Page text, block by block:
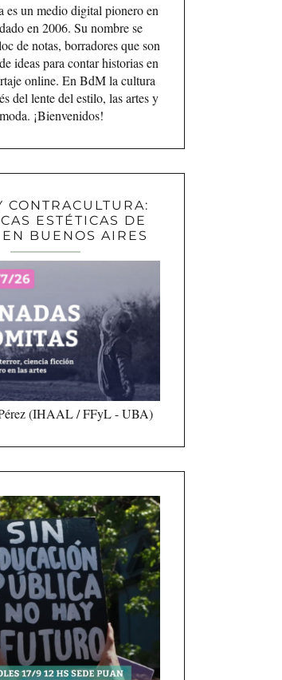
es un medio digital pionero en
en 2006. Su nombre se
de notas, borradores que son
ideas para contar historias en
online. En BdM la cultura
del lente del estilo, las artes y
¡Bienvenidos!
CONTRACULTURA:
ESTÉTICAS DE
BUENOS AIRES
(IHAAL / FFyL - UBA)